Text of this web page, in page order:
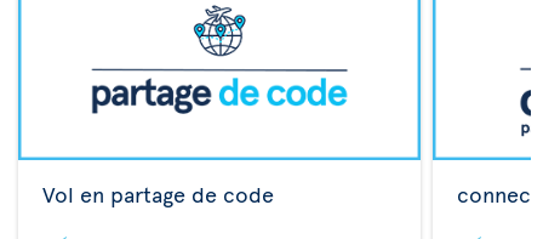
Vol en partage de code